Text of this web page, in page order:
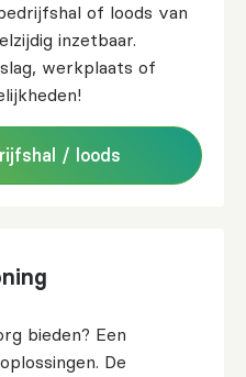
of loods van
inzetbaar.
werkplaats of
/ loods
bieden? Een
De